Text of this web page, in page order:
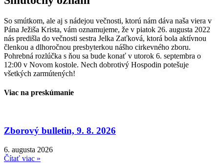
So smútkom, ale aj s nádejou večnosti, ktorú nám dáva naša viera v
Pána Ježiša Krista, vám oznamujeme, že v piatok 26. augusta 2022
nás predišla do večnosti sestra Jelka Zaťková, ktorá bola aktívnou
členkou a dlhoročnou presbyterkou nášho cirkevného zboru.
Pohrebná rozlúčka s ňou sa bude konať v utorok 6. septembra o
12:00 v Novom kostole. Nech dobrotivý Hospodin potešuje
všetkých zarmútených!
Viac na preskúmanie
Zborový bulletin, 9. 8. 2026
6. augusta 2026
Čítať viac »